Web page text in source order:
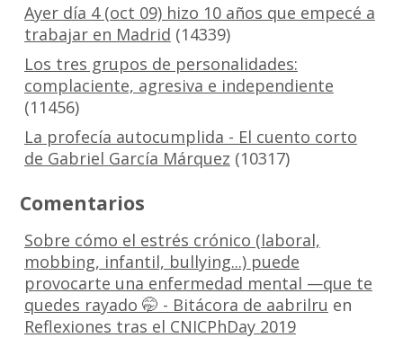
Ayer día 4 (oct 09) hizo 10 años que empecé a
trabajar en Madrid (14339)
Los tres grupos de personalidades:
complaciente, agresiva e independiente
(11456)
La profecía autocumplida - El cuento corto
de Gabriel García Márquez (10317)
Comentarios
Sobre cómo el estrés crónico (laboral,
mobbing, infantil, bullying...) puede
provocarte una enfermedad mental —que te
quedes rayado 🤭 - Bitácora de aabrilru en
Reflexiones tras el CNICPhDay 2019